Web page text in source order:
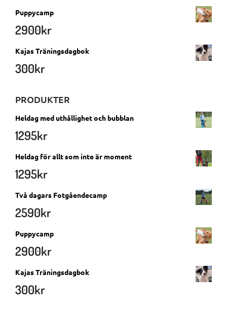
Puppycamp
2900kr
Kajas Träningsdagbok
300kr
PRODUKTER
Heldag med uthållighet och bubblan
1295kr
Heldag för allt som inte är moment
1295kr
Två dagars Fotgåendecamp
2590kr
Puppycamp
2900kr
Kajas Träningsdagbok
300kr